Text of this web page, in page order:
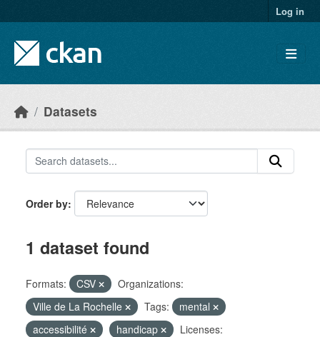
Log in
Datasets
Order by
1 dataset found
Formats: CSV
Organizations:
Ville de La Rochelle
Tags:
mental
accessibilité
handicap
Licenses: